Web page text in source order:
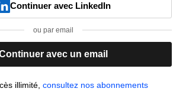
Continuer avec LinkedIn
ou par email
avec un email
illimité, consultez nos abonnements